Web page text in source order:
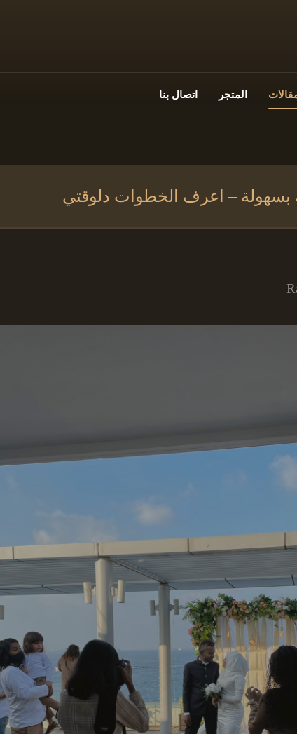
المتجر اتصال بنا
بسهولة – اعرف الخطوات دلوقتي